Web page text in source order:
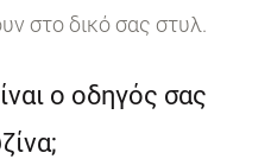
στο δικό σας στυλ.
ο οδηγός σας